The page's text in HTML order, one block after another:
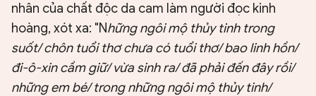
nhân của chất độc da cam làm người đọc kinh
hoàng, xót xa: "Những ngôi mộ thủy tinh trong
suốt/ chôn tuổi thơ chưa có tuổi thơ/ bao linh hồn/
đi-ô-xin cầm giữ/ vừa sinh ra/ đã phải đến đây rồi/
những em bé/ trong những ngôi mộ thủy tinh/